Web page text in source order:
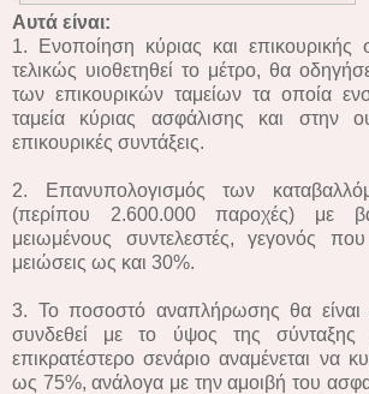
Αυτά είναι:
1. Ενοποίηση κύριας και επικουρικής
τελικώς υιοθετηθεί το μέτρο, θα
των επικουρικών ταμείων τα οποία
ταμεία κύριας ασφάλισης και στην
επικουρικές συντάξεις.
2. Επανυπολογισμός των
(περίπου 2.600.000 παροχές) με
μειωμένους συντελεστές, γεγονός
μειώσεις ως και 30%.
3. Το ποσοστό αναπλήρωσης θα είναι
συνδεθεί με το ύψος της
επικρατέστερο σενάριο αναμένεται να
ως 75%, ανάλογα με την αμοιβή του